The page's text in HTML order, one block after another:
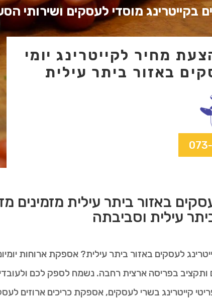
בקייטרינג מוסדי לעסקים ושירותי
מחיר לקייטרינג יומי
באזור ביתר עילית
באזור ביתר עילית מזמינים
עילית וסביבתה
לעסקים באזור ביתר עילית? אספקת ארוחות
בפריסה ארצית רחבה. נשמח לספק לכם
קייטרינג בשרי לעסקים, אספקת כריכים ארוזים